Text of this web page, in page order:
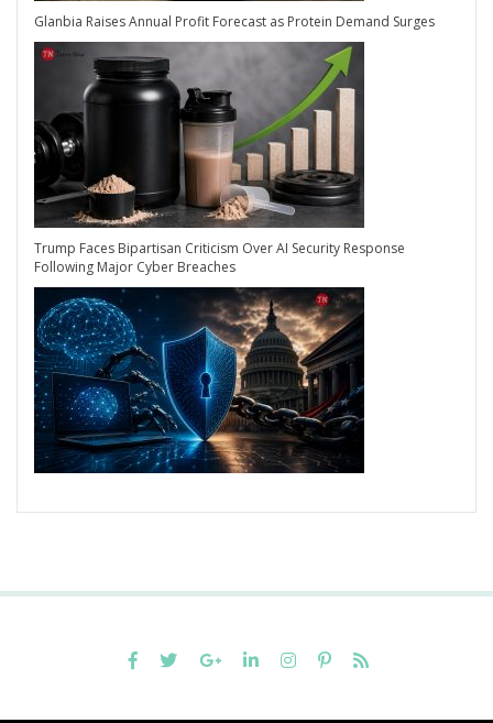
Glanbia Raises Annual Profit Forecast as Protein Demand Surges
Trump Faces Bipartisan Criticism Over AI Security Response
Following Major Cyber Breaches